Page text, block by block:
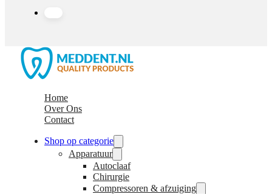
Home
Over Ons
Contact
Shop op categorie
Apparatuur
Autoclaaf
Chirurgie
Compressoren & afzuiging